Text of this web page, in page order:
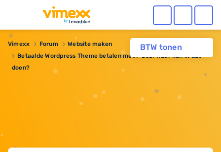
BTW tonen
Vimexx Forum
Website maken
Betaalde Wordpress Theme betalen met I-Deal waar kan ik dat
doen?